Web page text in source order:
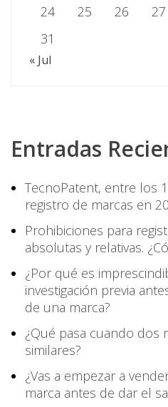
24 25 26 27
31
« Jul
Entradas
TecnoPatent, entre los
registro de marcas en
Prohibiciones para
absolutas y relativas.
¿Por qué es
investigación previa
de una marca?
¿Qué pasa cuando dos
similares?
¿Vas a empezar a
marca antes de dar el